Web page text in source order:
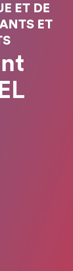
ET DE
ET